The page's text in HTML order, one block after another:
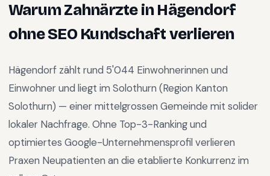
WarumZahnärzteinHägendorf
ohne SEO Kundschaft verlieren
Hägendorf zählt rund 5'044 Einwohnerinnen und
Einwohner und liegt im Solothurn (Region Kanton
Solothurn) — einer mittelgrossen Gemeinde mit solider
lokaler Nachfrage. Ohne Top-3-Ranking und
optimiertes Google-Unternehmensprofil verlieren
Praxen Neupatienten an die etablierte Konkurrenz im